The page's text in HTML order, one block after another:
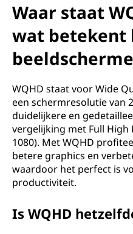
Waar staat
wat betekent
WQHD staat voor Wide
een schermresolutie van
duidelijkere en
vergelijking met Full High
1080). Met WQHD
betere graphics en
waardoor het perfect is
productiviteit.
Is WQHD